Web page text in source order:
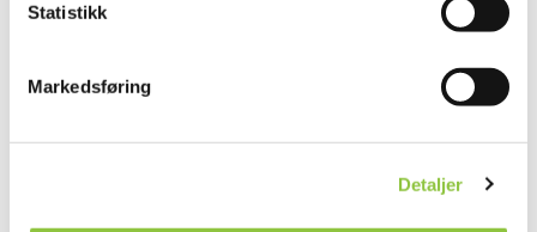
Statistikk
Markedsføring
Detaljer